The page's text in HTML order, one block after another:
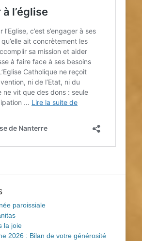
paroissiale
la joie
2026 : Bilan de votre générosité